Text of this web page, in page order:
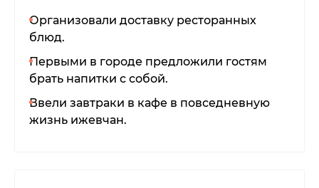
Организовали доставку ресторанных
блюд.
Первыми в городе предложили гостям
брать напитки с собой.
Ввели завтраки в кафе в повседневную
жизнь ижевчан.